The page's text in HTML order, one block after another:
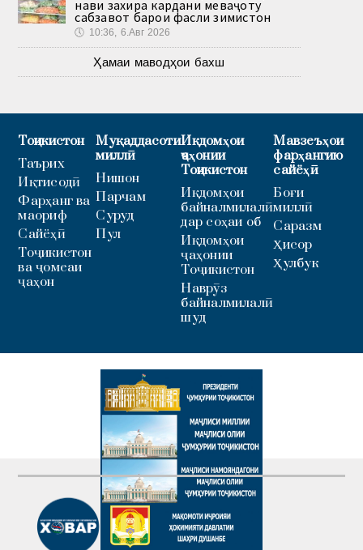
нави захира кардани меваҷоту
сабзавот барои фасли зимистон
🕔 10:36, 6.Авг 2026
Ҳамаи маводҳои бахш
Тоҷикистон
Таърих
Иқтисодӣ
Фарҳанг ва
маориф
Сайёҳӣ
Тоҷикистон
ва ҷомеаи
ҷаҳон
Муқаддасоти
миллӣ
Нишон
Парчам
Суруд
Пул
Иқдомҳои
ҷаҳонии
Тоҷикистон
Иқдомҳои
байналмилалӣ
дар соҳаи об
Иқдомҳои
ҷаҳонии
Тоҷикистон
Наврӯз
байналмилалӣ
шуд
Мавзеъҳои
фарҳангию
сайёҳӣ
Боғи
миллӣ
Саразм
Ҳисор
Ҳулбук